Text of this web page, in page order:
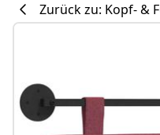
Zurück zu: Kopf- &